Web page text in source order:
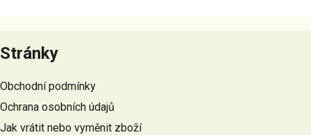
á
p
a
t
í
Stránky
Obchodní podmínky
Ochrana osobních údajů
Jak vrátit nebo vyměnit zboží